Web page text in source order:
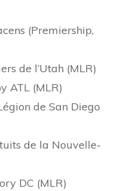
(Premiership,
de l’Utah (MLR)
ATL (MLR)
de San Diego
de la Nouvelle-
DC (MLR)